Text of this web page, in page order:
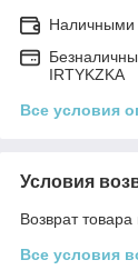
Наличными
IRTYKZKA
Все условия
Условия
Возврат
Все условия